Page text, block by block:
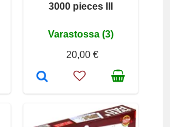
3000 pieces III
Varastossa (3)
20,00 €